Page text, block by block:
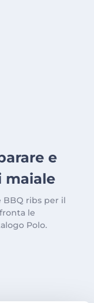
e
maiale
BBQ ribs per il
le
Polo.